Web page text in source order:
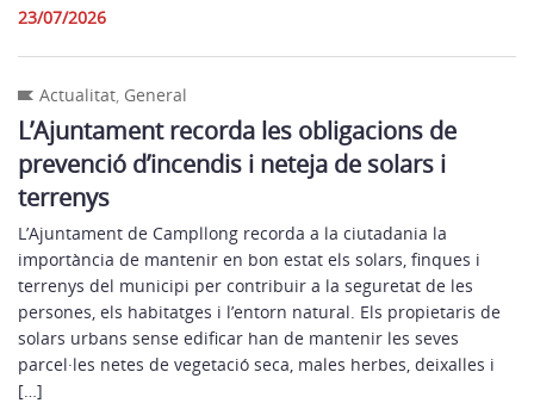
23/07/2026
Actualitat, General
L’Ajuntament recorda les obligacions de
prevenció d’incendis i neteja de solars i
terrenys
L’Ajuntament de Campllong recorda a la ciutadania la
importància de mantenir en bon estat els solars, finques i
terrenys del municipi per contribuir a la seguretat de les
persones, els habitatges i l’entorn natural. Els propietaris de
solars urbans sense edificar han de mantenir les seves
parcel·les netes de vegetació seca, males herbes, deixalles i
[…]